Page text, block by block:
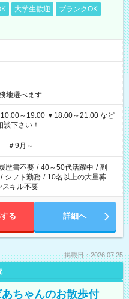
大学生歓迎
ブランクOK
地選べます
下さい！
＃9月～
歴書不要 / 40～50代活躍中 / 副
/ シフト勤務 / 10名以上の大量募
スキル不要
る 詳細へ
掲載日：2026.07.25
あちゃんのお散歩付